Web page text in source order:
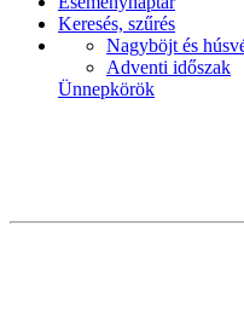
Keresés, szűrés
Nagyböjt és
Adventi időszak
Ünnepkörök